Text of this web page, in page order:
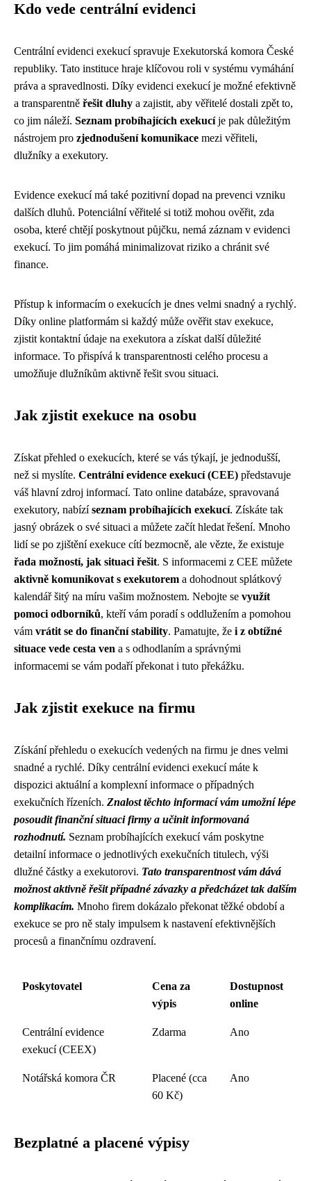
Kdo vede centrální evidenci
Centrální evidenci exekucí spravuje Exekutorská komora České
republiky. Tato instituce hraje klíčovou roli v systému vymáhání
práva a spravedlnosti. Díky evidenci exekucí je možné efektivně
a transparentně řešit dluhy a zajistit, aby věřitelé dostali zpět to,
co jim náleží. Seznam probíhajících exekucíje pak důležitým
nástrojem pro zjednodušení komunikace mezi věřiteli,
dlužníky a exekutory.
Evidence exekucí má také pozitivní dopad na prevenci vzniku
dalších dluhů. Potenciální věřitelé si totiž mohou ověřit, zda
osoba, které chtějí poskytnout půjčku, nemá záznam v evidenci
exekucí. To jim pomáhá minimalizovat riziko a chránit své
finance.
Přístup k informacím o exekucích je dnes velmi snadný a rychlý.
Díky online platformám si každý může ověřit stav exekuce,
zjistit kontaktní údaje na exekutora a získat další důležité
informace. To přispívá k transparentnosti celého procesu a
umožňuje dlužníkům aktivně řešit svou situaci.
Jak zjistit exekuce na osobu
Získat přehled o exekucích, které se vás týkají, je jednodušší,
než si myslíte. Centrální evidence exekucí (CEE) představuje
váš hlavní zdroj informací. Tato online databáze, spravovaná
exekutory, nabízíseznam probíhajících exekucí. Získáte tak
jasný obrázek o své situaci a můžete začít hledat řešení. Mnoho
lidí se po zjištění exekuce cítí bezmocně, ale vězte, že existuje
řada možností, jak situaci řešit. S informacemi z CEE můžete
aktivně komunikovat s exekutorem a dohodnout splátkový
kalendář šitý na míru vašim možnostem. Nebojte se využít
pomoci odborníků, kteří vám poradí s oddlužením a pomohou
vám vrátit se do finanční stability. Pamatujte, že i z obtížné
situace vede cesta ven a s odhodlaním a správnými
informacemi se vám podaří překonat i tuto překážku.
Jak zjistit exekuce na firmu
Získání přehledu o exekucích vedených na firmu je dnes velmi
snadné a rychlé. Díky centrální evidenci exekucí máte k
dispozici aktuální a komplexní informace o případných
exekučních řízeních. Znalost těchto informací vám umožní lépe
posoudit finanční situaci firmy a učinit informovaná
rozhodnutí. Seznam probíhajících exekucí vám poskytne
detailní informace o jednotlivých exekučních titulech, výši
dlužné částky a exekutorovi. Tato transparentnost vám dává
možnost aktivně řešit případné závazky a předcházet tak dalším
komplikacím. Mnoho firem dokázalo překonat těžké období a
exekuce se pro ně staly impulsem k nastavení efektivnějších
procesů a finančnímu ozdravení.
Poskytovatel
Cena za
výpis
Dostupnost
online
Centrální evidence
exekucí (CEEX)
Zdarma Ano
Notářská komora ČR
Placené (cca
60 Kč)
Ano
Bezplatné a placené výpisy